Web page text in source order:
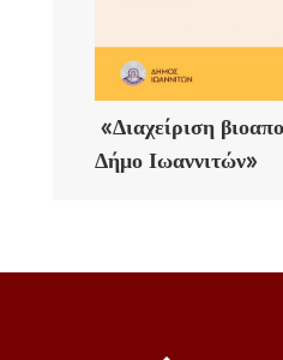
«Διαχείριση
Δήμο Ιωαννιτών»